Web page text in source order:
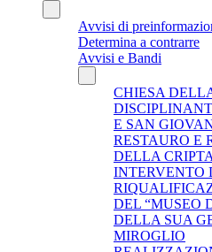
Avvisi di
Determina a contrarre
Avvisi e Bandi
CHIESA
E SAN
RESTAURO E
DELLA CRIPTA
INTERVENTO
DEL “MUSEO
DELLA SUA
MIROGLIO